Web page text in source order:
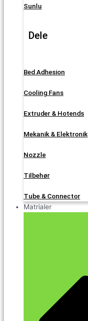
Sunlu
Dele
Bed Adhesion
Cooling Fans
Extruder & Hotends
Mekanik & Elektronik
Nozzle
Tilbehør
Tube & Connector
Matrialer